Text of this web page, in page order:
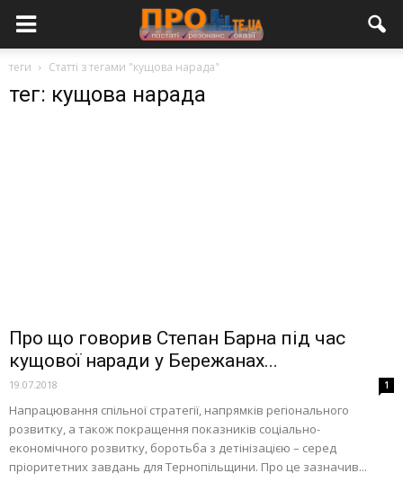
теги Статті з тегами "кущова нарада"
тег: кущова нарада
Про що говорив Степан Барна під час
кущової наради у Бережанах...
19.07.2018 1
Напрацювання спільної стратегії, напрямків регіонального
розвитку, а також покращення показників соціально-
економічного розвитку, боротьба з детінізацією – серед
пріоритетних завдань для Тернопільщини. Про це зазначив...